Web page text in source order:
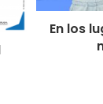
En los